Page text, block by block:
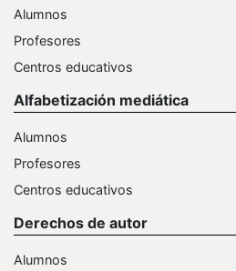
Alumnos
Profesores
Centros educativos
Alfabetización mediática
Alumnos
Profesores
Centros educativos
Derechos de autor
Alumnos